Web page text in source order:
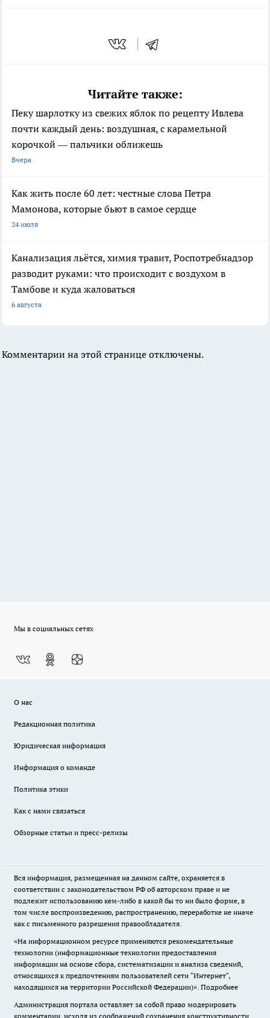
Читайте также:
Пеку шарлотку из свежих яблок по рецепту Ивлева
почти каждый день: воздушная, с карамельной
корочкой — пальчики оближешь
Вчера
Как жить после 60 лет: честные слова Петра
Мамонова, которые бьют в самое сердце
24 июля
Канализация льётся, химия травит, Роспотребнадзор
разводит руками: что происходит с воздухом в
Тамбове и куда жаловаться
6 августа
Комментарии на этой странице отключены.
Мы в социальных сетях
О нас
Редакционная политика
Юридическая информация
Информация о команде
Политика этики
Как с нами связаться
Обзорные статьи и пресс-релизы
Вся информация, размещенная на данном сайте, охраняется в
соответствии с законодательством РФ об авторском праве и не
подлежит использованию кем-либо в какой бы то ни было форме, в
том числе воспроизведению, распространению, переработке не иначе
как с письменного разрешения правообладателя.
«На информационном ресурсе применяются рекомендательные
технологии (информационные технологии предоставления
информации на основе сбора, систематизации и анализа сведений,
относящихся к предпочтениям пользователей сети "Интернет",
находящихся на территории Российской Федерации)». Подробнее
Администрация портала оставляет за собой право модерировать
комментарии, исходя из соображений сохранения конструктивности